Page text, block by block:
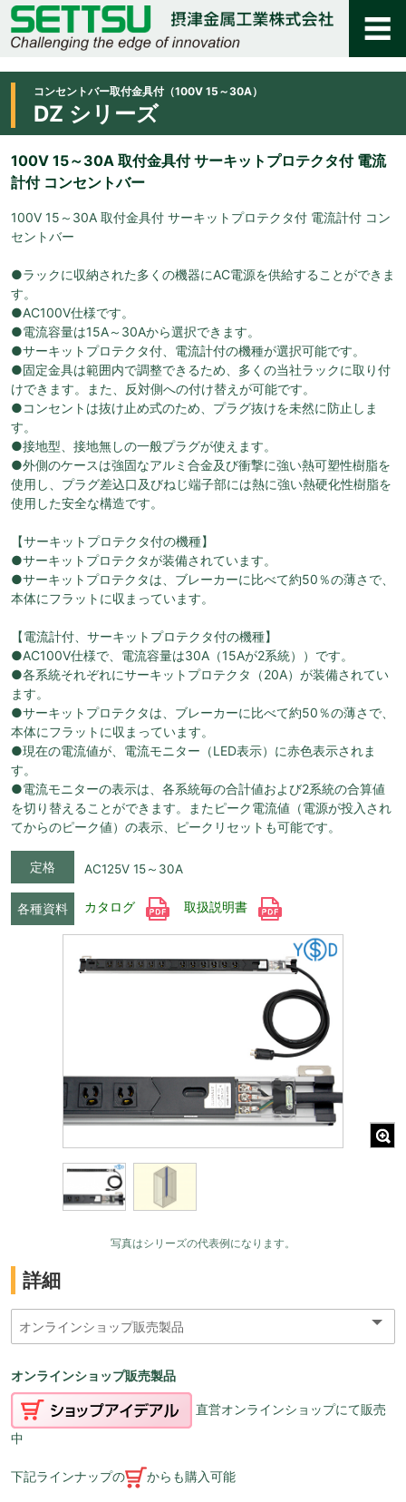
コンセントバー取付金具付（100V 15～30A）
DZ シリーズ
100V 15～30A 取付金具付 サーキットプロテクタ付 電流
計付 コンセントバー
100V 15～30A 取付金具付 サーキットプロテクタ付 電流計付 コン
セントバー
●ラックに収納された多くの機器にAC電源を供給することができま
す。
●AC100V仕様です。
●電流容量は15A～30Aから選択できます。
●サーキットプロテクタ付、電流計付の機種が選択可能です。
●固定金具は範囲内で調整できるため、多くの当社ラックに取り付
けできます。また、反対側への付け替えが可能です。
●コンセントは抜け止め式のため、プラグ抜けを未然に防止しま
す。
●接地型、接地無しの一般プラグが使えます。
●外側のケースは強固なアルミ合金及び衝撃に強い熱可塑性樹脂を
使用し、プラグ差込口及びねじ端子部には熱に強い熱硬化性樹脂を
使用した安全な構造です。
【サーキットプロテクタ付の機種】
●サーキットプロテクタが装備されています。
●サーキットプロテクタは、ブレーカーに比べて約50％の薄さで、
本体にフラットに収まっています。
【電流計付、サーキットプロテクタ付の機種】
●AC100V仕様で、電流容量は30A（15Aが2系統））です。
●各系統それぞれにサーキットプロテクタ（20A）が装備されてい
ます。
●サーキットプロテクタは、ブレーカーに比べて約50％の薄さで、
本体にフラットに収まっています。
●現在の電流値が、電流モニター（LED表示）に赤色表示されま
す。
●電流モニターの表示は、各系統毎の合計値および2系統の合算値
を切り替えることができます。またピーク電流値（電源が投入され
てからのピーク値）の表示、ピークリセットも可能です。
定格 AC125V 15～30A
各種資料 カタログ 取扱説明書
写真はシリーズの代表例になります。
詳細
オンラインショップ販売製品
直営オンラインショップにて販売
中
下記ラインナップの からも購入可能